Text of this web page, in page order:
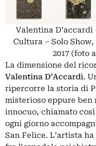
Valentina
Cultura – Solo
2017 (foto
La dimensione del
Valentina D’Accardi.
ripercorre la storia di
misterioso eppure ben
innocuo, chiamato
ogni giorno
San Felice. L’artista